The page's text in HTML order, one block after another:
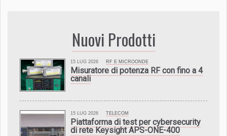
Nuovi Prodotti
15 LUG 2026 RF E MICROONDE
Misuratore di potenza RF con fino a 4
canali
15 LUG 2026 TELECOM
Piattaforma di test per cybersecurity
di rete Keysight APS-ONE-400